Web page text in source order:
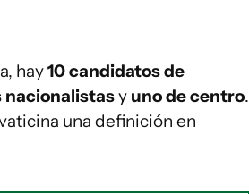
hay10 candidatosde
nacionalistasy uno de centro.
una definición en